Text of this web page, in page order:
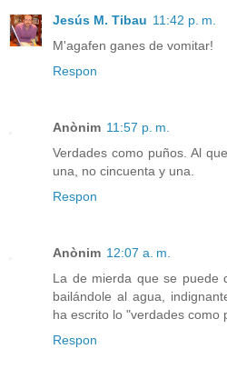
Jesús M. Tibau 11:42 p. m.
M'agafen ganes de vomitar!
Respon
Anònim 11:57 p. m.
Verdades como puños. Al
una, no cincuenta y una.
Respon
Anònim 12:07 a. m.
La de mierda que se puede
bailándole al agua,
ha escrito lo "verdades como
Respon